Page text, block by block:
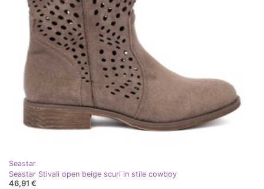
Seastar
Seastar Stivali open beige scuri in stile cowboy
46,91 €